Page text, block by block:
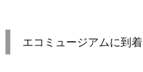
エコミュージアムに到着